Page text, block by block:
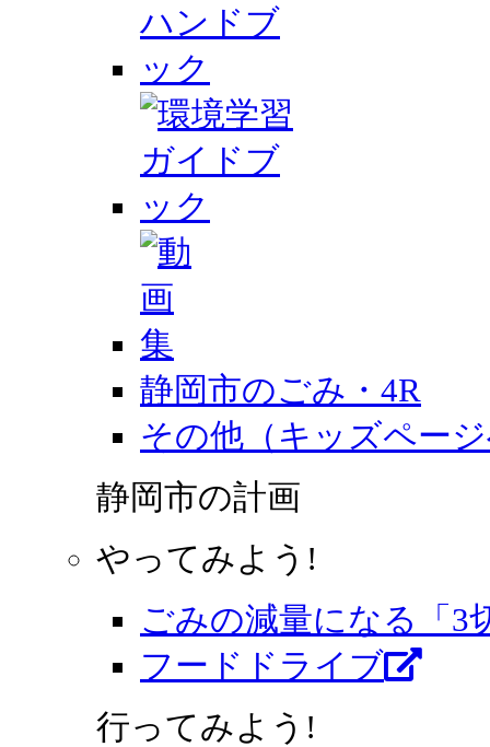
静岡市のごみ・4R
その他（キッズペー
静岡市の計画
やってみよう!
ごみの減量になる「3
フードドライブ
行ってみよう!